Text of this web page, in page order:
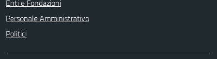
Enti e Fondazioni
Personale Amministrativo
Politici